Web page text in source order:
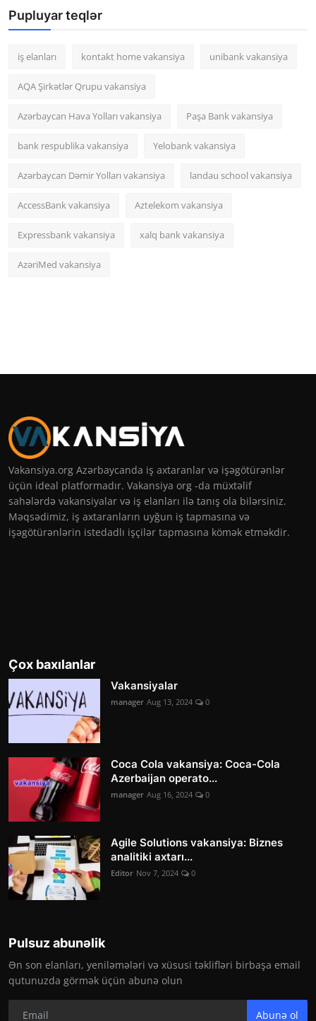
Pupluyar teqlər
iş elanları kontakt home vakansiya unibank vakansiya
AQA Şirkətlər Qrupu vakansiya
Azərbaycan Hava Yolları vakansiya Paşa Bank vakansiya
bank respublika vakansiya Yelobank vakansiya
Azərbaycan Dəmir Yolları vakansiya landau school vakansiya
AccessBank vakansiya Aztelekom vakansiya
Expressbank vakansiya xalq bank vakansiya
AzəriMed vakansiya
Vakansiya.org Azərbaycanda iş axtaranlar və işəgötürənlər
üçün ideal platformadır. Vakansiya org -da müxtəlif
sahələrdə vakansiyalar və iş elanları ilə tanış ola bilərsiniz.
Məqsədimiz, iş axtaranların uyğun iş tapmasına və
işəgötürənlərin istedadlı işçilər tapmasına kömək etməkdir.
Çox baxılanlar
Vakansiyalar
manager Aug 13, 2024 0
Coca Cola vakansiya: Coca-Cola
Azerbaijan operato...
manager Aug 16, 2024 0
Agile Solutions vakansiya: Biznes
analitiki axtarı...
Editor Nov 7, 2024 0
Pulsuz abunəlik
Ən son elanları, yeniləmələri və xüsusi təklifləri birbaşa email
qutunuzda görmək üçün abunə olun
Abunə ol